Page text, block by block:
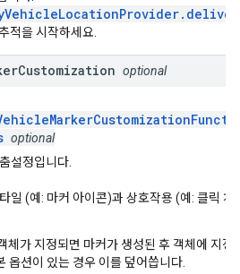
적을 시작하세요.
Customization optional
optional
설정입니다.
일 (예: 마커 아이콘)과 상호작용 (예: 클릭 처
체가 지정되면 마커가 생성된 후 객체에 지정
옵션이 있는 경우 이를 덮어씁니다.